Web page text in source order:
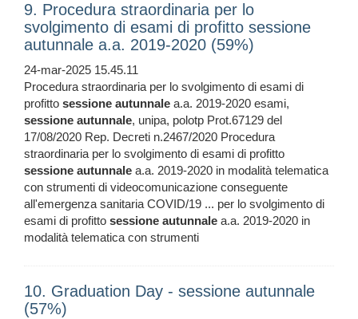
9. Procedura straordinaria per lo
svolgimento di esami di profitto sessione
autunnale a.a. 2019-2020 (59%)
24-mar-2025 15.45.11
Procedura straordinaria per lo svolgimento di esami di
profitto sessione autunnale a.a. 2019-2020 esami,
sessione autunnale, unipa, polotp Prot.67129 del
17/08/2020 Rep. Decreti n.2467/2020 Procedura
straordinaria per lo svolgimento di esami di profitto
sessione autunnale a.a. 2019-2020 in modalità telematica
con strumenti di videocomunicazione conseguente
all'emergenza sanitaria COVID/19 ... per lo svolgimento di
esami di profitto sessione autunnale a.a. 2019-2020 in
modalità telematica con strumenti
10. Graduation Day - sessione autunnale
(57%)